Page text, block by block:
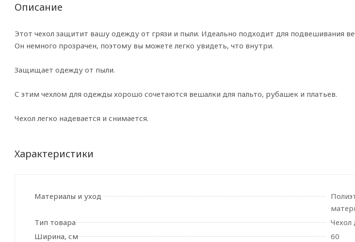
Описание
Этот чехол защитит вашу одежду от грязи и пыли. Идеально подходит для подвешивания
Он немного прозрачен, поэтому вы можете легко увидеть, что внутри.
Защищает одежду от пыли.
С этим чехлом для одежды хорошо сочетаются вешалки для пальто, рубашек и платьев.
Чехол легко надевается и снимается.
Характеристики
Материалы и уход
Тип товара
Чехол
Ширина, см
60